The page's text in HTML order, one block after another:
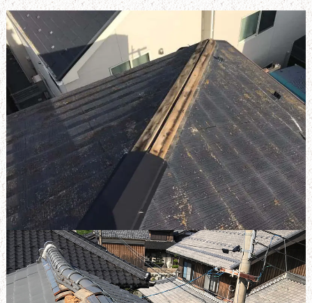
フォーム
サイトマップ
お知らせ・ブログ